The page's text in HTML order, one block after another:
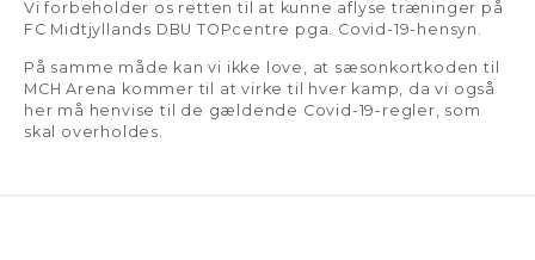
Vi forbeholder os retten til at kunne aflyse træninger på
FC Midtjyllands DBU TOPcentre pga. Covid-19-hensyn.
På samme måde kan vi ikke love, at sæsonkortkoden til
MCH Arena kommer til at virke til hver kamp, da vi også
her må henvise til de gældende Covid-19-regler, som
skal overholdes.